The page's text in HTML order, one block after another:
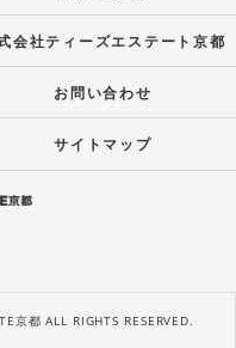
会社ティーズエステート京都
お問い合わせ
サイトマップ
京都 ALL RIGHTS RESERVED.